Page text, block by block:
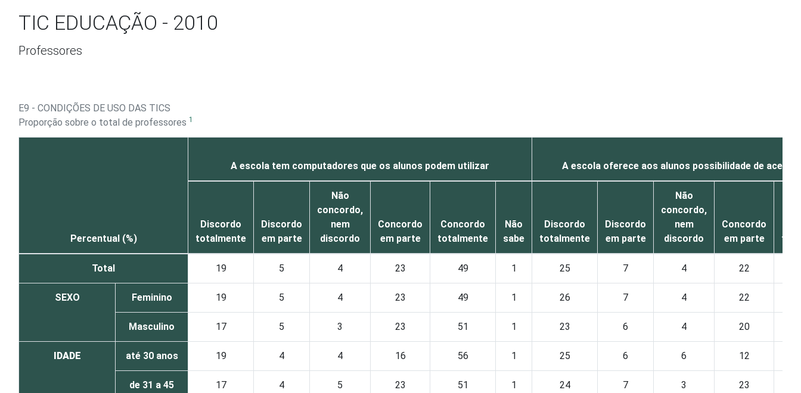
TIC EDUCAÇÃO - 2010
Professores
E9 - CONDIÇÕES DE USO DAS TICS
Proporção sobre o total de professores 1
Percentual (%)
A escola tem computadores que os alunos podem utilizar A escola oferece aos alunos possibilidade de
Discordo
totalmente
Discordo
em parte
Não
concordo,
nem
discordo
Concordo
em parte
Concordo
totalmente
Não
sabe
Discordo
totalmente
Discordo
em parte
Não
concordo,
nem
discordo
Concordo
em parte
Total 19 5 4 23 49 1 25 7 4 22
SEXO Feminino 19 5 4 23 49 1 26 7 4 22
Masculino 17 5 3 23 51 1 23 6 4 20
IDADE até 30 anos 19 4 4 16 56 1 25 6 6 12
de 31 a 45
17 4 5 23 51 1 24 7 3 23